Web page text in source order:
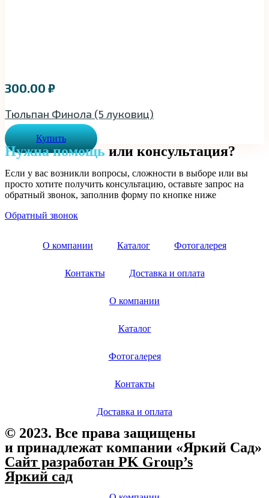
300.00 ₽
Тюльпан Финола (5 луковиц)
Купить
Нужна помощь или консультация?
Если у вас возникли вопросы, сложности в выборе или вы
просто хотите получить консультацию, оставьте запрос на
обратный звонок, заполнив форму по кнопке ниже
Обратный звонок
О компании Каталог Фотогалерея
Контакты Доставка и оплата
О компании
Каталог
Фотогалерея
Контакты
Доставка и оплата
© 2023. Все права защищены
и принадлежат компании «Яркий Сад»
Сайт разработан PK Group’s
Яркий сад